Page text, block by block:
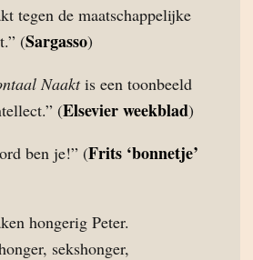
tegen de maatschappelijke
(Sargasso)
Naaktis een toonbeeld
(Elsevier weekblad)
ben je!” (Frits ‘bonnetje’
hongerig Peter.
sekshonger,